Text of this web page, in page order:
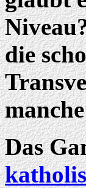
die
Das